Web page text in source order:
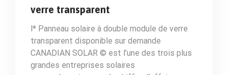
verre transparent
l* Panneau solaire à double module de verre
transparent disponible sur demande
CANADIAN SOLAR © est l’une des trois plus
grandes entreprises solaires